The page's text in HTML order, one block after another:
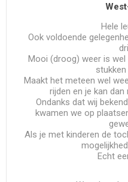
Hele
Ook voldoende
Mooi (droog) weer is
Maakt het meteen wel
rijden en je kan
Ondanks dat wij
kwamen we op
Als je met kinderen de
Echt